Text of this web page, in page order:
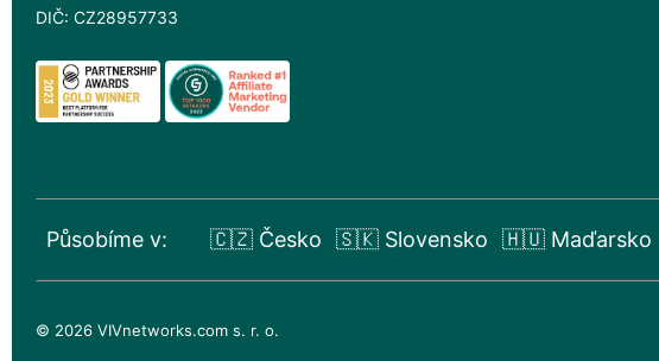
DIČ: CZ28957733
Působíme v: 🇨🇿 Česko 🇸🇰 Slovensko 🇭🇺 Maďarsko
© 2026 VIVnetworks.com s. r. o.